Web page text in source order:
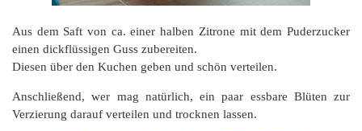
Aus dem Saft von ca. einer halben Zitrone mit dem Puderzucker
einen dickflüssigen Guss zubereiten.
Diesen über den Kuchen geben und schön verteilen.
Anschließend, wer mag natürlich, ein paar essbare Blüten zur
Verzierung darauf verteilen und trocknen lassen.